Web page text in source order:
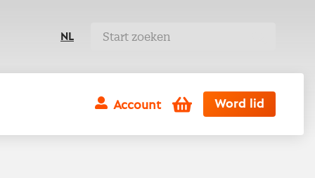
NL
Account Winkelwagen
Word lid